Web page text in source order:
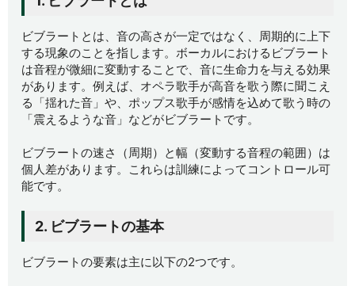
ビブラートとは、音の高さが一定ではなく、周期的に上下
する現象のことを指します。ボーカルにおけるビブラート
は音程が微細に変動することで、音に生命力を与える効果
があります。例えば、オペラ歌手が高音を歌う際に聞こえ
る「揺れた音」や、ポップス歌手が感情を込めて歌う時の
「震えるような音」などがビブラートです。
ビブラートの速さ（周期）と幅（変動する音程の範囲）は
個人差があります。これらは訓練によってコントロール可
能です。
2. ビブラートの基本
ビブラートの要素は主に以下の2つです。